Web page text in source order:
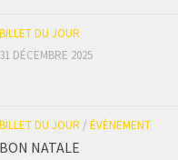
BILLET DU JOUR
31 DÉCEMBRE 2025
BILLET DU JOUR / ÉVÈNEMENT
BON NATALE